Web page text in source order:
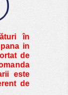
în
in
de
este
de